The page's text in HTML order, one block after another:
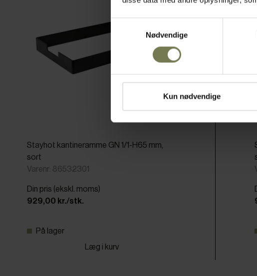
Samtykkevalg
Nødvendige
Kun nødvendige
Stayhot kantineramme GN 1/1-H65 mm,
sort
Varenr: 86532301
Din pris (ekskl. moms)
929,00 kr./stk.
På lager
Læg i kurv